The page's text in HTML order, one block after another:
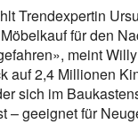
Trendexpertin
für den
meint
auf 2,4 Millionen
sich im
– geeignet für